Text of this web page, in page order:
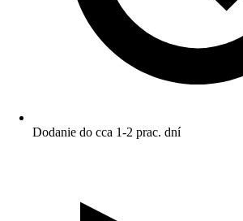
Dodanie do cca 1-2 prac. dní